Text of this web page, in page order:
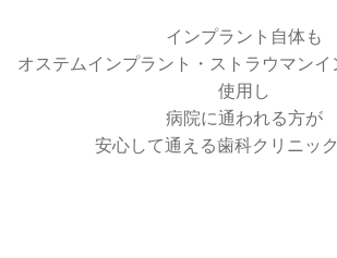
インプラント自体も
オステムインプラント・ストラウマン
使用し
病院に通われる方が
安心して通える歯科クリニッ